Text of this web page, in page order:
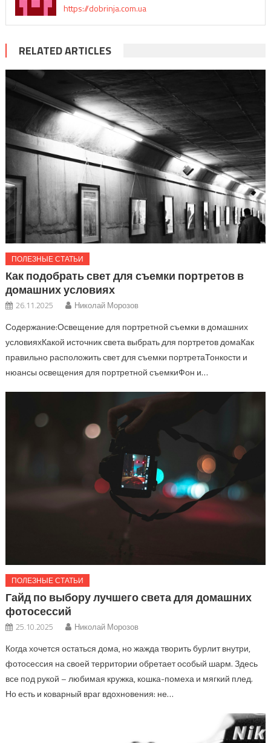
https://dobrinja.com.ua
RELATED ARTICLES
ПОЛЕЗНЫЕ СТАТЬИ
Как подобрать свет для съемки портретов в
домашних условиях
26.11.2025 Николай Морозов
Содержание:Освещение для портретной съемки в домашних
условияхКакой источник света выбрать для портретов домаКак
правильно расположить свет для съемки портретаТонкости и
нюансы освещения для портретной съемкиФон и…
ПОЛЕЗНЫЕ СТАТЬИ
Гайд по выбору лучшего света для домашних
фотосессий
25.10.2025 Николай Морозов
Когда хочется остаться дома, но жажда творить бурлит внутри,
фотосессия на своей территории обретает особый шарм. Здесь
все под рукой – любимая кружка, кошка-помеха и мягкий плед.
Но есть и коварный враг вдохновения: не…